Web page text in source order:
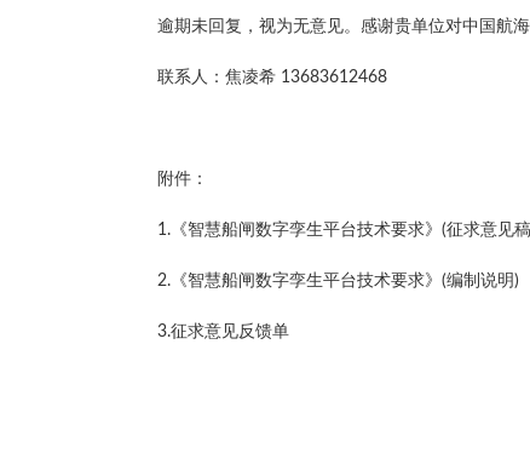
逾期未回复，视为无意见。感谢贵单位对中国航
联系人：焦凌希 13683612468
附件：
1.《智慧船闸数字孪生平台技术要求》(征求意见
2.《智慧船闸数字孪生平台技术要求》(编制说明)
3.征求意见反馈单